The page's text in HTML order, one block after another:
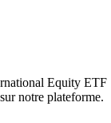
Equity ETF
notre plateforme.